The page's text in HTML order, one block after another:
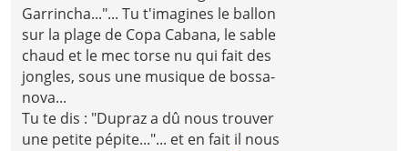
Garrincha..."... Tu t'imagines le ballon
sur la plage de Copa Cabana, le sable
chaud et le mec torse nu qui fait des
jongles, sous une musique de bossa-
nova...
Tu te dis : "Dupraz a dû nous trouver
une petite pépite..."... et en fait il nous